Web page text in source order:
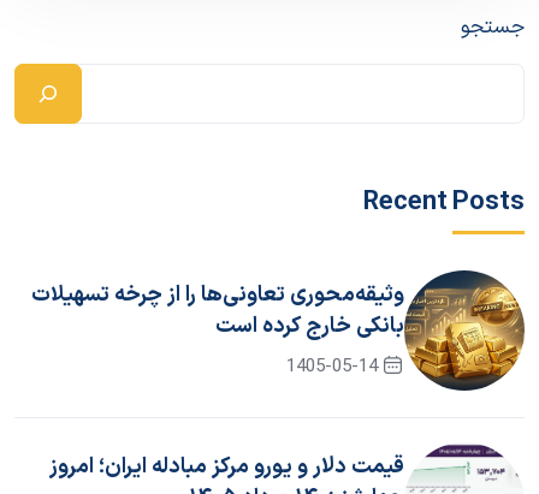
جستجو
Recent Posts
وثیقه‌محوری تعاونی‌ها را از چرخه تسهیلات
بانکی خارج کرده است
1405-05-14
قیمت دلار و یورو مرکز مبادله ایران؛ امروز